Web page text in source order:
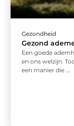
Gezondheid
Gezond
Een goede
en ons welzijn.
een manier die ...